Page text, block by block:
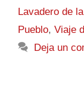
Lavadero de
Pueblo, Viaje
Deja un